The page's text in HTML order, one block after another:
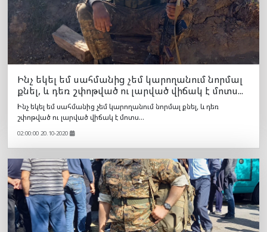
Ինչ եկել եմ սահմանից չեմ կարողանում նորմալ
քնել, և դեռ շփոթված ու լարված վիճակ է մոտս...
Ինչ եկել եմ սահմանից չեմ կարողանում նորմալ քնել, և դեռ
շփոթված ու լարված վիճակ է մոտս...
02:00:00 20.10-2020